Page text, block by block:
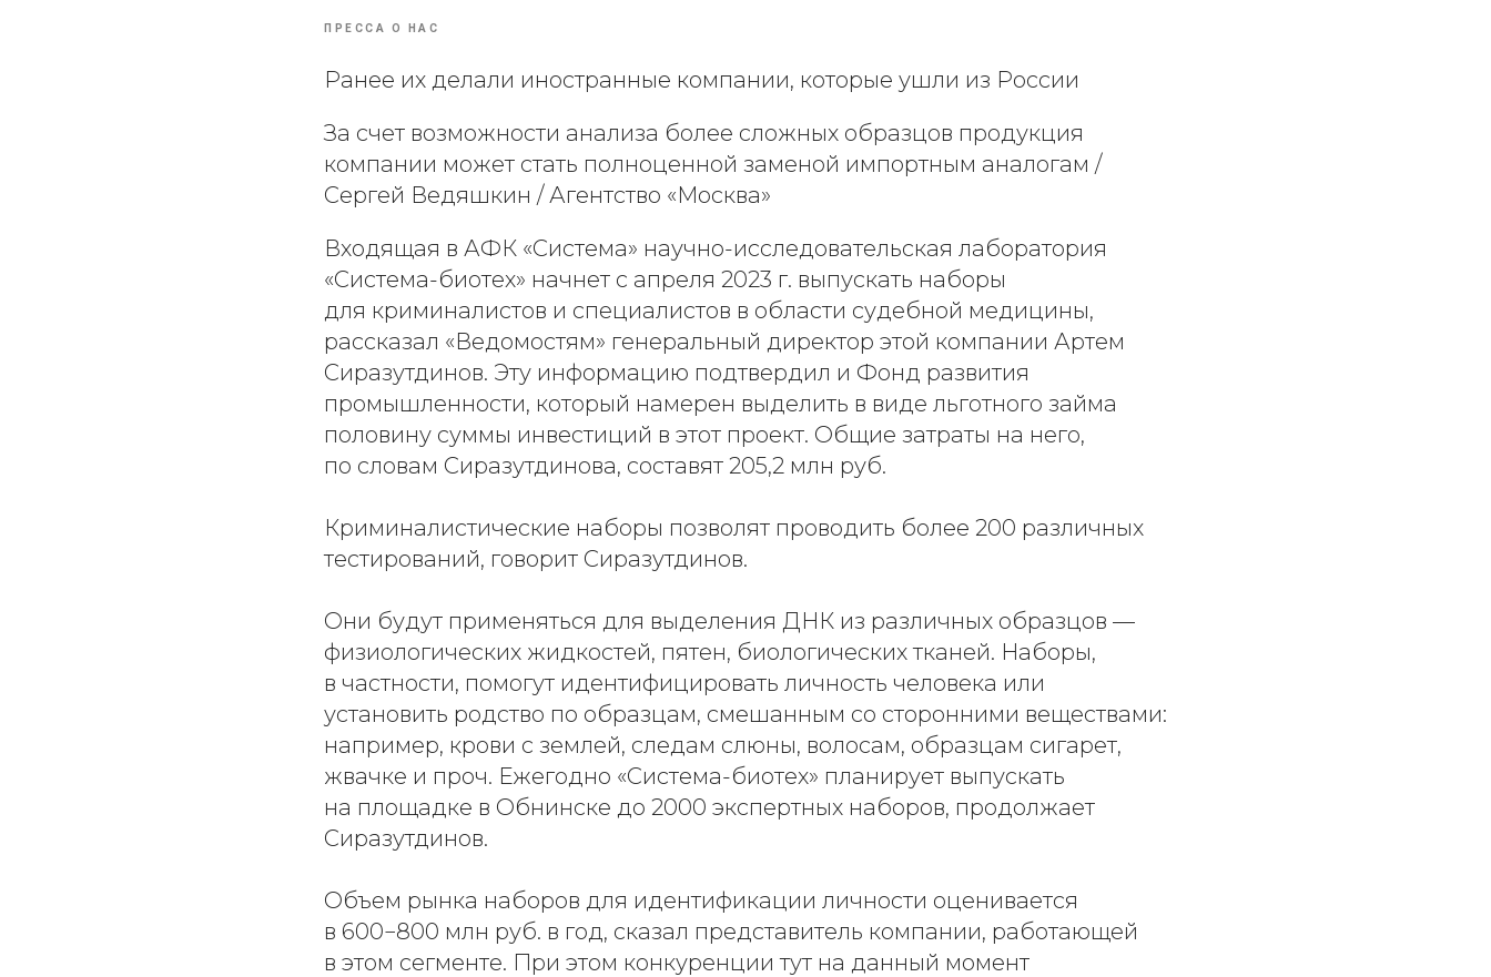
ПРЕССА О НАС
Ранее их делали иностранные компании, которые ушли из России
За счет возможности анализа более сложных образцов продукция
компании может стать полноценной заменой импортным аналогам /
Сергей Ведяшкин / Агентство «Москва»
Входящая в АФК «Система» научно-исследовательская лаборатория
«Система-биотех» начнет с апреля 2023 г. выпускать наборы
для криминалистов и специалистов в области судебной медицины,
рассказал «Ведомостям» генеральный директор этой компании Артем
Сиразутдинов. Эту информацию подтвердил и Фонд развития
промышленности, который намерен выделить в виде льготного займа
половину суммы инвестиций в этот проект. Общие затраты на него,
по словам Сиразутдинова, составят 205,2 млн руб.
Криминалистические наборы позволят проводить более 200 различных
тестирований, говорит Сиразутдинов.
Они будут применяться для выделения ДНК из различных образцов —
физиологических жидкостей, пятен, биологических тканей. Наборы,
в частности, помогут идентифицировать личность человека или
установить родство по образцам, смешанным со сторонними веществами:
например, крови с землей, следам слюны, волосам, образцам сигарет,
жвачке и проч. Ежегодно «Система-биотех» планирует выпускать
на площадке в Обнинске до 2000 экспертных наборов, продолжает
Сиразутдинов.
Объем рынка наборов для идентификации личности оценивается
в 600−800 млн руб. в год, сказал представитель компании, работающей
в этом сегменте. При этом конкуренции тут на данный момент